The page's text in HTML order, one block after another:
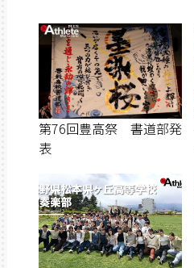
第76回豊高祭 書道部発
表